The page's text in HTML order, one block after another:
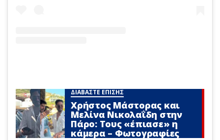
ΔΙΑΒΑΣΤΕ ΕΠΙΣΗΣ
Χρήστος Μάστορας και
Μελίνα Νικολαΐδη στην
Πάρο: Τους «έπιασε» η
κάμερα – Φωτογραφίες